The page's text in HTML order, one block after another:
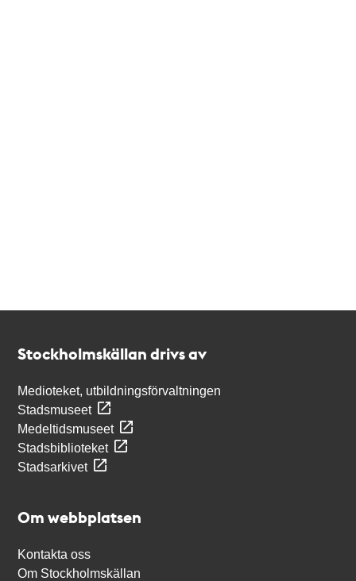
Stockholmskällan drivs av
Medioteket, utbildningsförvaltningen
Stadsmuseet
Medeltidsmuseet
Stadsbiblioteket
Stadsarkivet
Om webbplatsen
Kontakta oss
Om Stockholmskällan